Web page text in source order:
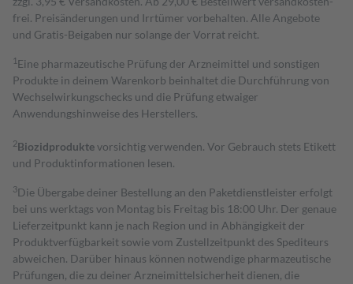
frei. Preisänderungen und Irrtümer vorbehalten. Alle Angebote
und Gratis-Beigaben nur solange der Vorrat reicht.
1 Eine pharmazeutische Prüfung der Arzneimittel und sonstigen
Produkte in deinem Warenkorb beinhaltet die Durchführung von
Wechselwirkungschecks und die Prüfung etwaiger
Anwendungshinweise des Herstellers.
2Biozidproduktevorsichtig verwenden. Vor Gebrauch stets Etikett
und Produktinformationen lesen.
3Die Übergabe deiner Bestellung an den Paketdienstleister erfolgt
bei uns werktags von Montag bis Freitag bis 18:00 Uhr. Der genaue
Lieferzeitpunkt kann je nach Region und in Abhängigkeit der
Produktverfügbarkeit sowie vom Zustellzeitpunkt des Spediteurs
abweichen. Darüber hinaus können notwendige pharmazeutische
Prüfungen, die zu deiner Arzneimittelsicherheit dienen, die